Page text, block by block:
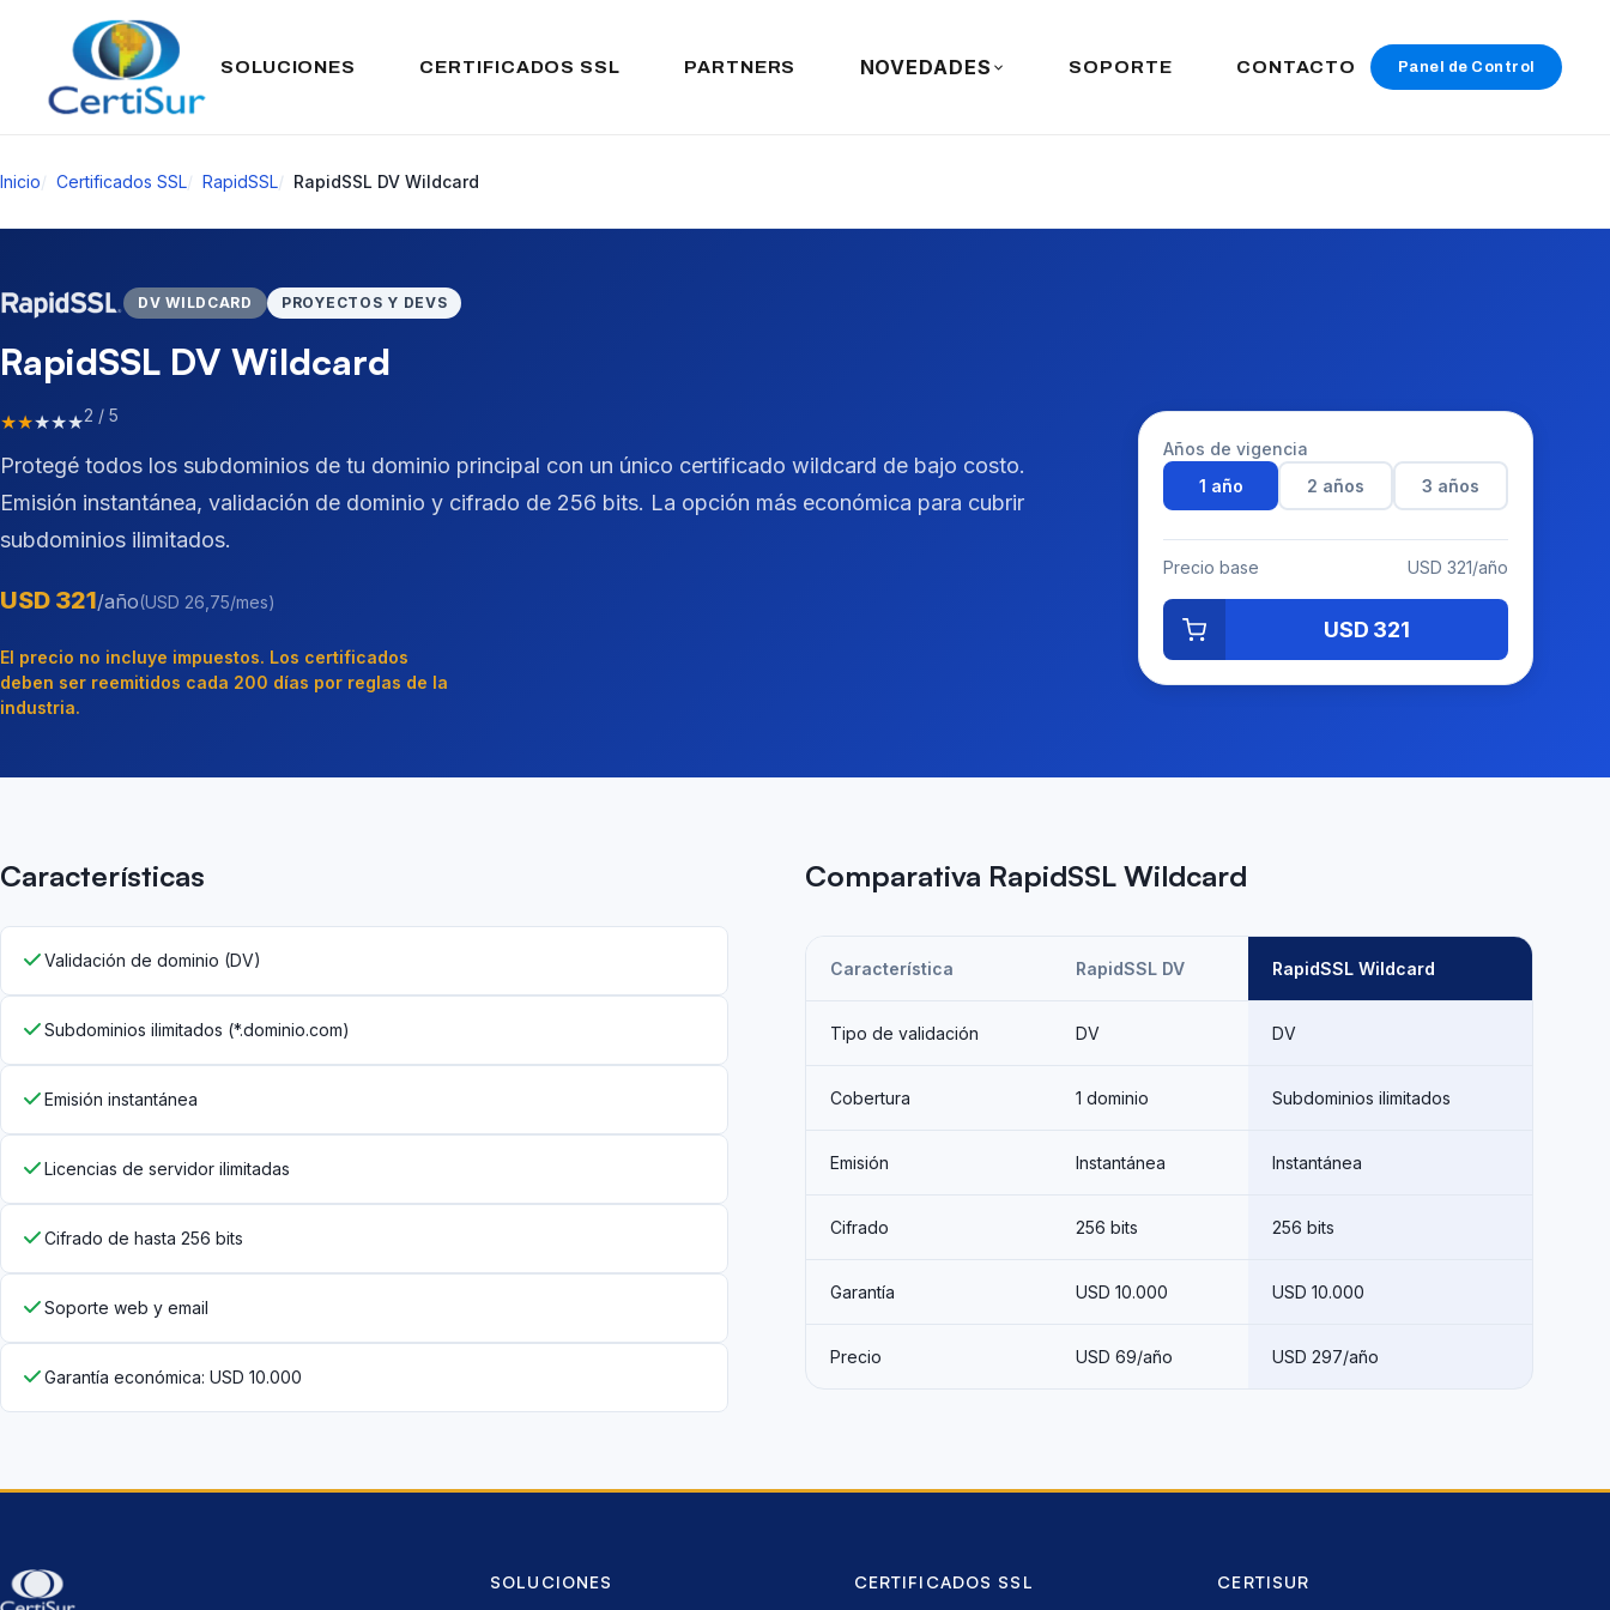
SOLUCIONES CERTIFICADOS SSL PARTNERS NOVEDADES SOPORTE CONTACTO Panel de Control
Inicio Certificados SSL RapidSSL RapidSSL DV Wildcard
DV WILDCARD PROYECTOS Y DEVS
RapidSSL DV Wildcard
★★★★★2 / 5
Protegé todos los subdominios de tu dominio principal con un único certificado wildcard de bajo costo.
Emisión instantánea, validación de dominio y cifrado de 256 bits. La opción más económica para cubrir
subdominios ilimitados.
USD 321/año(USD 26,75/mes)
El precio no incluye impuestos. Los certificados
deben ser reemitidos cada 200 días por reglas de la
industria.
Años de vigencia
1 año
2 años 3 años
Precio base USD 321/año
USD 321
Características
Validación de dominio (DV)
Subdominios ilimitados (*.dominio.com)
Emisión instantánea
Licencias de servidor ilimitadas
Cifrado de hasta 256 bits
Soporte web y email
Garantía económica: USD 10.000
Comparativa RapidSSL Wildcard
Característica RapidSSL DV RapidSSL Wildcard
Tipo de validación DV DV
Cobertura 1 dominio Subdominios ilimitados
Emisión Instantánea Instantánea
Cifrado 256 bits 256 bits
Garantía USD 10.000 USD 10.000
Precio USD 69/año USD 297/año
SOLUCIONES
CERTIFICADOS SSL
CERTISUR